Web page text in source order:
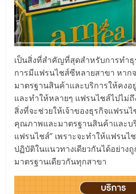
เป็นสิ่งที่สำคัญที่สุดสำหรับการทำธุ
การมีแฟรนไชส์ซีหลายสาขา หา
มาตรฐานสินค้าและบริการให้คงอยู่
และทำให้หลายๆ แฟรนไชส์ไปไม่
สิ่งที่จะช่วยให้เจ้าของธุรกิจแฟรน
คุณภาพและมาตรฐานสินค้าและบ
แฟรนไชส์” เพราะจะทำให้แฟรน
ปฏิบัติในแนวทางเดียวกันได้อย่าง
มาตรฐานเดียวกันทุกสาขา